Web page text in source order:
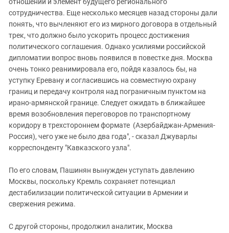
отношений и элемент будущего регионального
сотрудничества. Еще несколько месяцев назад стороны дали
понять, что вычленяют его из мирного договора в отдельный
трек, что должно было ускорить процесс достижения
политического соглашения. Однако усилиями российской
дипломатии вопрос вновь появился в повестке дня. Москва
очень тонко реанимировала его, пойдя казалось бы, на
уступку Еревану и согласившись на совместную охрану
границ и передачу контроля над пограничным пунктом на
ирано-армянской границе. Следует ожидать в ближайшее
время возобновления переговоров по транспортному
коридору в трехстороннем формате (Азербайджан-Армения-
Россия), чего уже не было два года", - сказал Джуварлы
корреспонденту "Кавказского узла".
По его словам, Пашинян вынужден уступать давлению
Москвы, поскольку Кремль сохраняет потенциал
дестабилизации политической ситуации в Армении и
свержения режима.
С другой стороны, продолжил аналитик, Москва